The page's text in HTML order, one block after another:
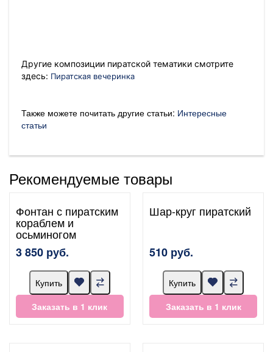
Другие композиции пиратской тематики смотрите
здесь: Пиратская вечеринка
Также можете почитать другие статьи: Интересные
статьи
Рекомендуемые товары
Фонтан с пиратским
кораблем и
осьминогом
3 850 руб.
Купить
Заказать в 1 клик
Шар-круг пиратский
510 руб.
Купить
Заказать в 1 клик